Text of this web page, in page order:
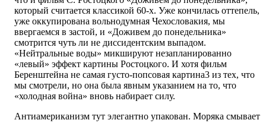
который считается классикой 60-х. Уже кончилась оттепель,
уже оккупирована вольнодумная Чехословакия, мы
ввергаемся в застой, и «Доживем до понедельника»
смотрится чуть ли не диссидентским выпадом.
«Нейтральные воды» микшируют незапланированно
«левый» эффект картины Ростоцкого. И хотя фильм
Беренштейна не самая густо-попсовая картина3 из тех, что
мы смотрели, но она была явным указанием на то, что
«холодная война» вновь набирает силу.
Антиамериканизм тут элегантно упакован. Моряка смывает